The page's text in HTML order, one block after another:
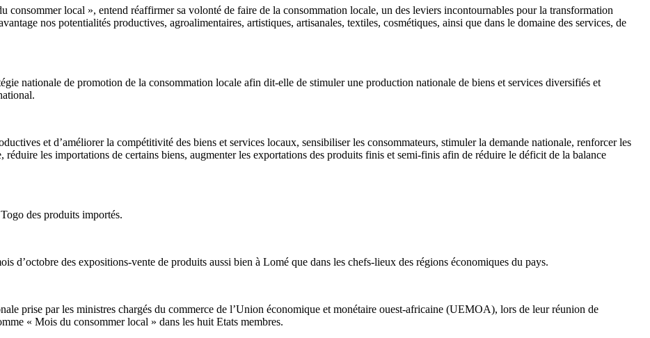
consommer local », entend réaffirmer sa volonté de faire de la consommation locale, un des leviers incontournables pour la transformation
nos potentialités productives, agroalimentaires, artistiques, artisanales, textiles, cosmétiques, ainsi que dans le domaine des services, de
nationale de promotion de la consommation locale afin dit-elle de stimuler une production nationale de biens et services diversifiés et
et d’améliorer la compétitivité des biens et services locaux, sensibiliser les consommateurs, stimuler la demande nationale, renforcer les
les importations de certains biens, augmenter les exportations des produits finis et semi-finis afin de réduire le déficit de la balance
des produits importés.
d’octobre des expositions-vente de produits aussi bien à Lomé que dans les chefs-lieux des régions économiques du pays.
prise par les ministres chargés du commerce de l’Union économique et monétaire ouest-africaine (UEMOA), lors de leur réunion de
« Mois du consommer local » dans les huit Etats membres.